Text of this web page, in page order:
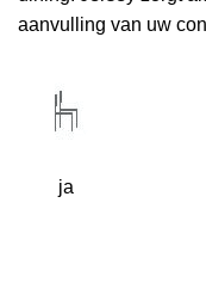
aanvulling van uw
ja